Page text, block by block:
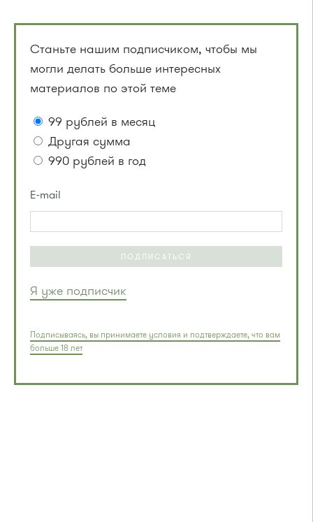
Станьте нашим подписчиком, чтобы мы
могли делать больше интересных
материалов по этой теме
99 рублей в месяц
Другая сумма
990 рублей в год
E-mail
ПОДПИСАТЬСЯ
Я уже подписчик
Подписываясь, вы принимаете условия и подтверждаете, что вам
больше 18 лет